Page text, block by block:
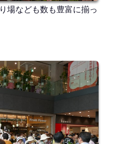
場なども数も豊富に揃っ